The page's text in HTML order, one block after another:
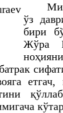
ўз
бири
Жўра